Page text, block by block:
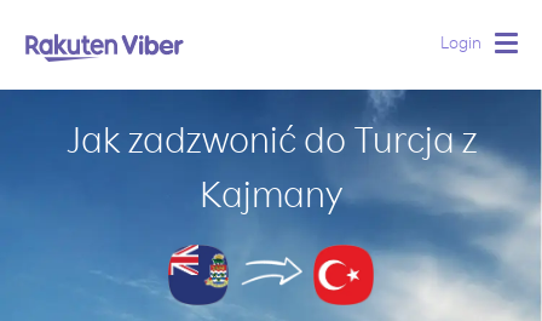
Login
Jak zadzwonić do Turcja z
Kajmany